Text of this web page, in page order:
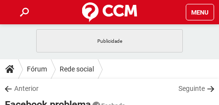
MENU
CELULAR
OUTLOOK
DICAS
JOGOS
DOWNLOADS
Fórum Rede social
Anterior Seguinte